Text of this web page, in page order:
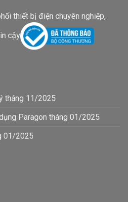
thiết bị điện chuyên nghiệp,
cậy
tháng 11/2025
Paragon tháng 01/2025
01/2025